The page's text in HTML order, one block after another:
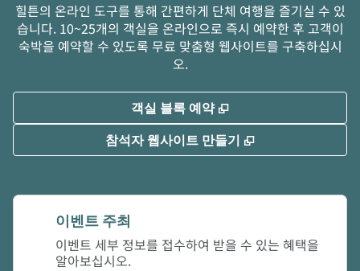
힐튼의 온라인 도구를 통해 간편하게 단체 여행을 즐기실 수 있
습니다. 10~25개의 객실을 온라인으로 즉시 예약한 후 고객이
숙박을 예약할 수 있도록 무료 맞춤형 웹사이트를 구축하십시
오.
객실 블록 예약 ,
참석자 웹사이트 만들기 ,
이벤트 주최
이벤트 세부 정보를 접수하여 받을 수 있는 혜택을
알아보십시오.